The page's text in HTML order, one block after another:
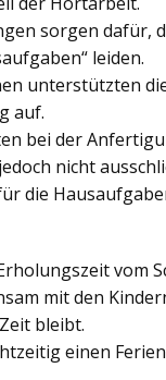
sorgen dafür,
leiden.
unterstützten
auf.
bei der
nicht
die
vom
mit den
bleibt.
einen